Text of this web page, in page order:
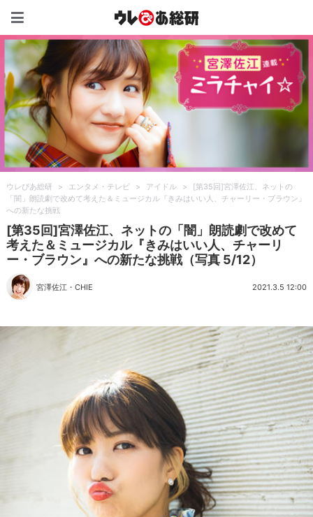
ウレぴあ総研 > エンタメ・テレビ > アイドル >
[第35回]宮澤佐江、ネットの
「闇」朗読劇で改めて考えた＆ミュージカル『きみはいい人、チャーリー・ブラウン』
への新たな挑戦
[第35回]宮澤佐江、ネットの「闇」朗読劇で改めて
考えた＆ミュージカル『きみはいい人、チャーリ
ー・ブラウン』への新たな挑戦（写真 5/12）
宮澤佐江 ・CHIE 2021.3.5 12:00